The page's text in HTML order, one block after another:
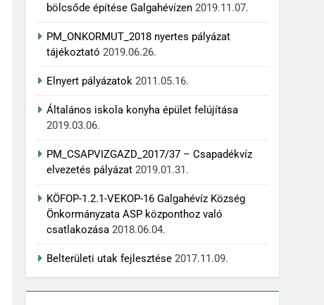
bölcsőde építése Galgahévízen 2019.11.07.
PM_ONKORMUT_2018 nyertes pályázat
tájékoztató 2019.06.26.
Elnyert pályázatok 2011.05.16.
Általános iskola konyha épület felújítása
2019.03.06.
PM_CSAPVIZGAZD_2017/37 – Csapadékvíz
elvezetés pályázat 2019.01.31.
KÖFOP-1.2.1-VEKOP-16 Galgahévíz Község
Önkormányzata ASP központhoz való
csatlakozása 2018.06.04.
Belterületi utak fejlesztése 2017.11.09.